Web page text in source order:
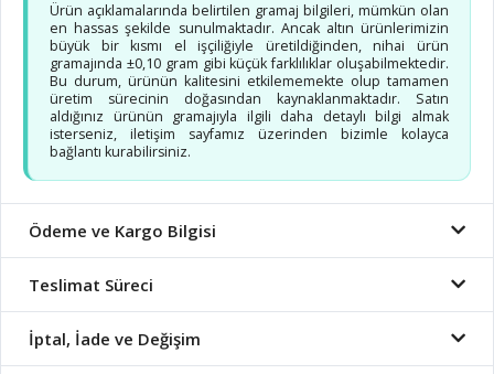
Ürün açıklamalarında belirtilen gramaj bilgileri, mümkün olan
en hassas şekilde sunulmaktadır. Ancak altın ürünlerimizin
büyük bir kısmı el işçiliğiyle üretildiğinden, nihai ürün
gramajında ±0,10 gram gibi küçük farklılıklar oluşabilmektedir.
Bu durum, ürünün kalitesini etkilememekte olup tamamen
üretim sürecinin doğasından kaynaklanmaktadır. Satın
aldığınız ürünün gramajıyla ilgili daha detaylı bilgi almak
isterseniz, iletişim sayfamız üzerinden bizimle kolayca
bağlantı kurabilirsiniz.
Ödeme ve Kargo Bilgisi
Teslimat Süreci
İptal, İade ve Değişim